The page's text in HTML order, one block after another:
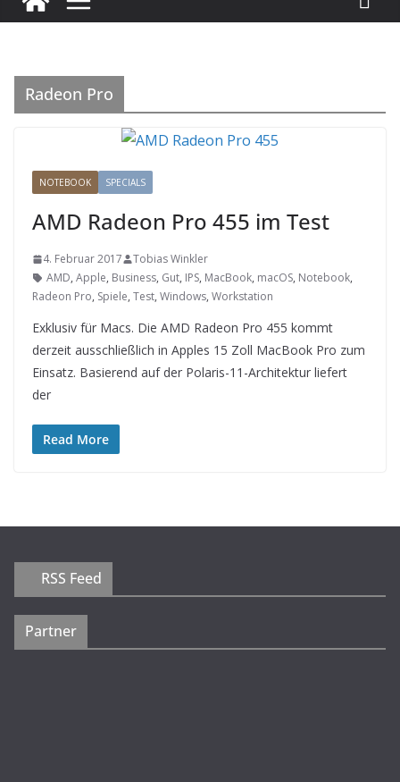
Radeon Pro
NOTEBOOK SPECIALS
AMD Radeon Pro 455 im Test
4. Februar 2017
Tobias Winkler
AMD, Apple, Business, Gut, IPS, MacBook, macOS, Notebook,
Radeon Pro, Spiele, Test, Windows, Workstation
Exklusiv für Macs. Die AMD Radeon Pro 455 kommt
derzeit ausschließlich in Apples 15 Zoll MacBook Pro zum
Einsatz. Basierend auf der Polaris-11-Architektur liefert
der
Read More
RSS Feed
Partner